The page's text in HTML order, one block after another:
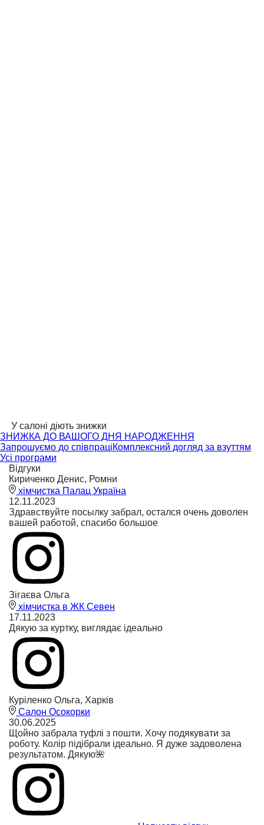
У салоні діють знижки
ЗНИЖКА ДО ВАШОГО ДНЯ НАРОДЖЕННЯ
Запрошуємо до співпраціКомплексний догляд за взуттям
Усі програми
Відгуки
Кириченко Денис, Ромни
хімчистка Палац Україна
12.11.2023
Здравствуйте посылку забрал, остался очень доволен
вашей работой, спасибо большое
Зігаєва Ольга
хімчистка в ЖК Севен
17.11.2023
Дякую за куртку, виглядає ідеально
Куріленко Ольга, Харків
Салон Осокорки
30.06.2025
Щойно забрала туфлі з пошти. Хочу подякувати за
роботу. Колір підібрали ідеально. Я дуже задоволена
результатом. Дякую🌺